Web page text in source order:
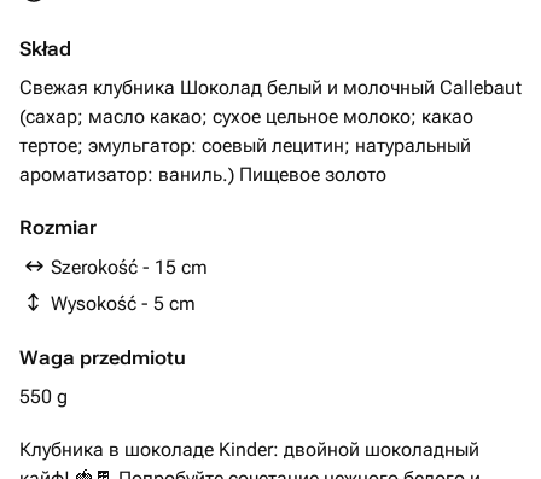
Skład
Свежая клубника Шоколад белый и молочный Callebaut
(сахар; масло какао; сухое цельное молоко; какао
тертое; эмульгатор: соевый лецитин; натуральный
ароматизатор: ваниль.) Пищевое золото
Rozmiar
Szerokość - 15 cm
Wysokość - 5 cm
Waga przedmiotu
550 g
Клубника в шоколаде Kinder: двойной шоколадный